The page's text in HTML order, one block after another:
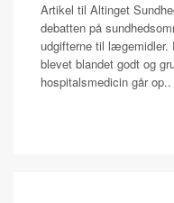
Artikel til Altinget
debatten på
udgifterne til lægemidler.
blevet blandet godt og
hospitalsmedicin går op..